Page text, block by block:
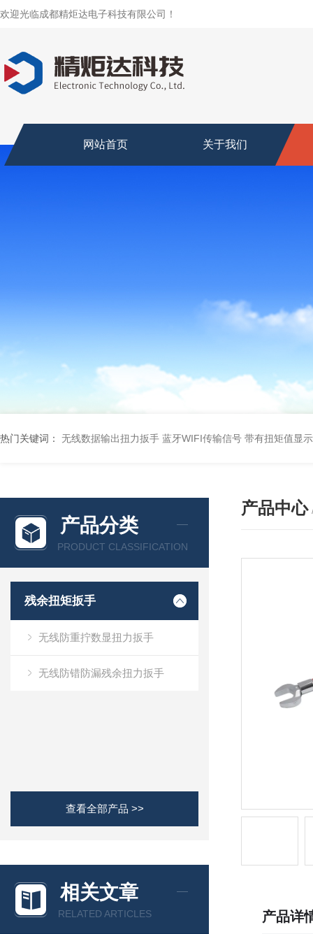
欢迎光临成都精炬达电子科技有限公司！
网站首页 关于我们
热门关键词： 无线数据输出扭力扳手 蓝牙WIFI传输信号 带有扭矩值显
产品分类
PRODUCT CLASSIFICATION
残余扭矩扳手
无线防重拧数显扭力扳手
无线防错防漏残余扭力扳手
查看全部产品 >>
相关文章
RELATED ARTICLES
产品中心
产品详